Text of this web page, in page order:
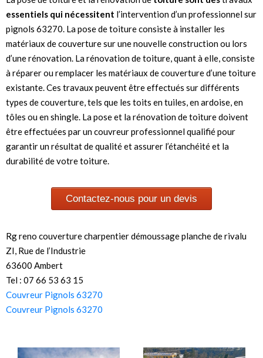
essentiels qui nécessitent l’intervention d’un professionnel sur
pignols 63270. La pose de toiture consiste à installer les
matériaux de couverture sur une nouvelle construction ou lors
d’une rénovation. La rénovation de toiture, quant à elle, consiste
à réparer ou remplacer les matériaux de couverture d’une toiture
existante. Ces travaux peuvent être effectués sur différents
types de couverture, tels que les toits en tuiles, en ardoise, en
tôles ou en shingle. La pose et la rénovation de toiture doivent
être effectuées par un couvreur professionnel qualifié pour
garantir un résultat de qualité et assurer l’étanchéité et la
durabilité de votre toiture.
Contactez-nous pour un devis
Rg reno couverture charpentier démoussage planche de rivalu
ZI, Rue de l’Industrie
63600 Ambert
Tel : 07 66 53 63 15
Couvreur Pignols 63270
Couvreur Pignols 63270